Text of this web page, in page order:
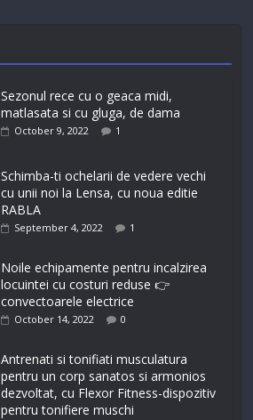
Sezonul rece cu o geaca midi,
matlasata si cu gluga, de dama
October 9, 2022 1
Schimba-ti ochelarii de vedere vechi
cu unii noi la Lensa, cu noua editie
RABLA
September 4, 2022 1
Noile echipamente pentru incalzirea
locuintei cu costuri reduse 👉
convectoarele electrice
October 14, 2022 0
Antrenati si tonifiati musculatura
pentru un corp sanatos si armonios
dezvoltat, cu Flexor Fitness-dispozitiv
pentru tonifiere muschi